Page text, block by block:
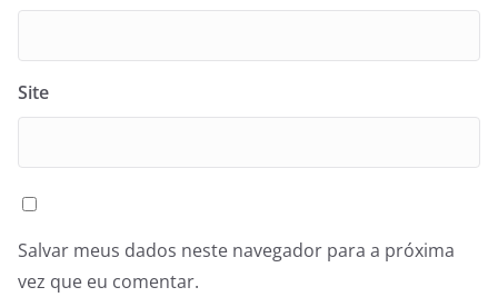
Site
Salvar meus dados neste navegador para a próxima
vez que eu comentar.